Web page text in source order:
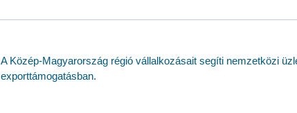
A Közép-Magyarország régió vállalkozásait segíti nemzetközi
exporttámogatásban.